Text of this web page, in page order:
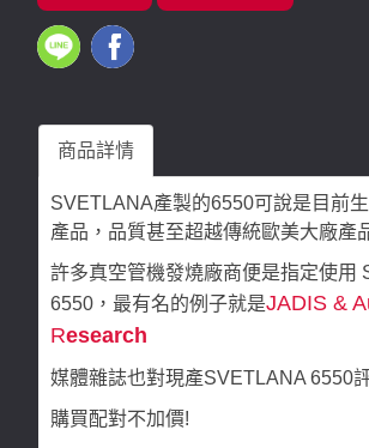
商品詳情
SVETLANA產製的6550可說是目前
產品，品質甚至超越傳統歐美大廠產
許多真空管機發燒廠商便是指定使用
6550，最有名的例子就是JADIS &
Research
媒體雜誌也對現產SVETLANA 6550
購買配對不加價!